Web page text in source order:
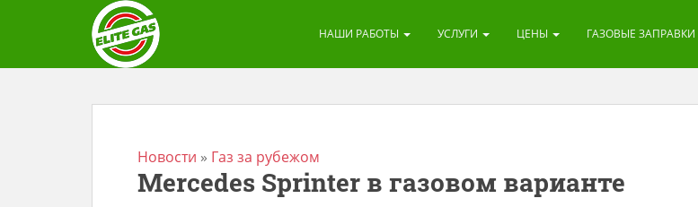
НАШИ РАБОТЫ УСЛУГИ ЦЕНЫ ГАЗОВЫЕ ЗАПРАВКИ
Новости » Газ за рубежом
Mercedes Sprinter в газовом варианте